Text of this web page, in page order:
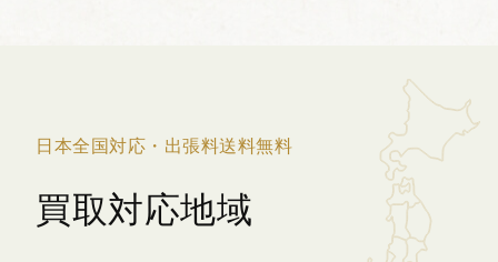
日本全国対応・出張料送料無料
買取対応地域